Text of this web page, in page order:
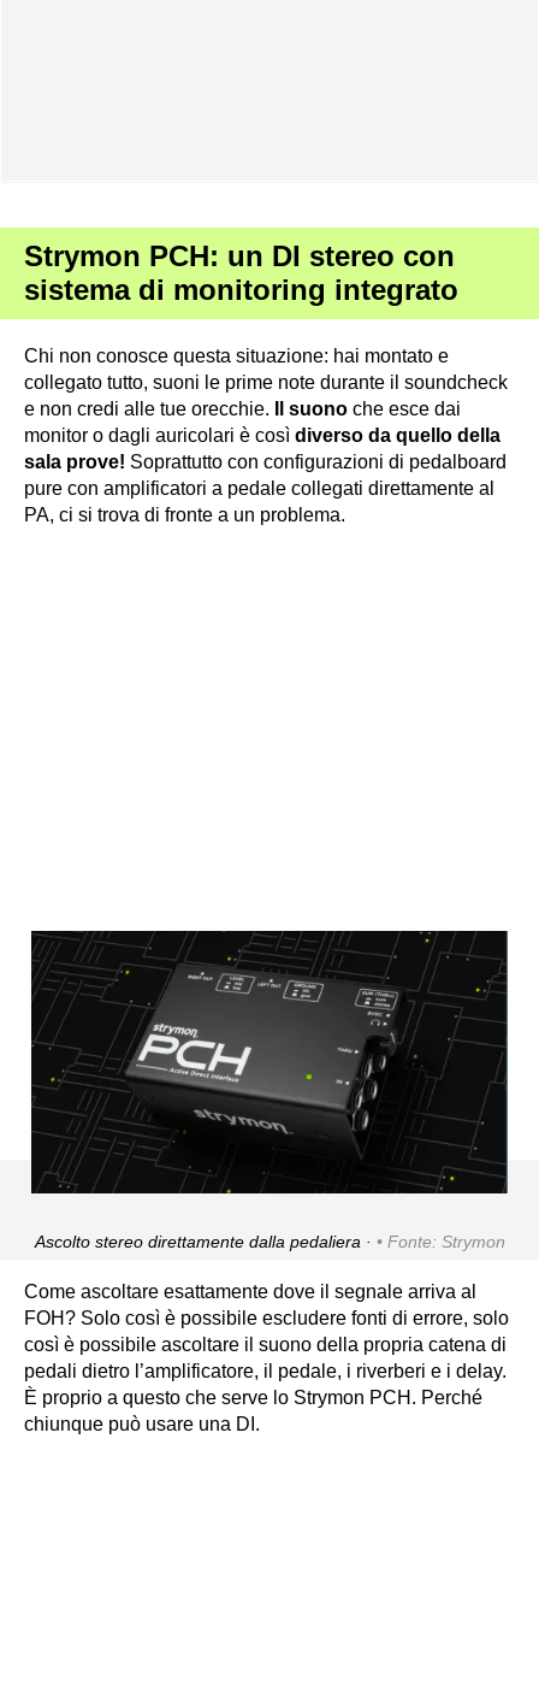
Strymon PCH: un DI stereo con
sistema di monitoring integrato
Chi non conosce questa situazione: hai montato e
collegato tutto, suoni le prime note durante il soundcheck
e non credi alle tue orecchie.
Il suono che esce dai
monitor o dagli auricolari è così diverso da quello della
sala prove! Soprattutto con configurazioni di pedalboard
pure con amplificatori a pedale collegati direttamente al
PA, ci si trova di fronte a un problema.
Ascolto stereo direttamente dalla pedaliera · Fonte: Strymon
Come ascoltare esattamente dove il segnale arriva al
FOH? Solo così è possibile escludere fonti di errore, solo
così è possibile ascoltare il suono della propria catena di
pedali dietro l’amplificatore, il pedale, i riverberi e i delay.
È proprio a questo che serve lo Strymon PCH. Perché
chiunque può usare una DI.